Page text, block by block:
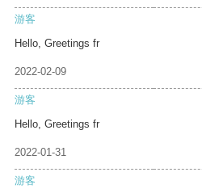
游客
Hello, Greetings fr
2022-02-09
游客
Hello, Greetings fr
2022-01-31
游客